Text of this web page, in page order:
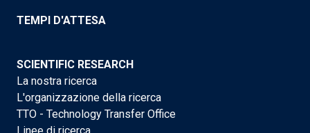
TEMPI D'ATTESA
SCIENTIFIC RESEARCH
La nostra ricerca
L'organizzazione della ricerca
TTO - Technology Transfer Office
Linee di ricerca